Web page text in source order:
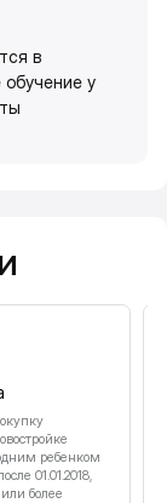
в
у
ребенком
01.01.2018,
более